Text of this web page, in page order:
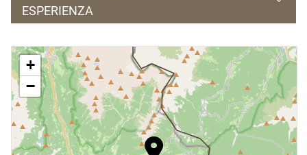
Prenotazione online, CLICCA QUI.
Giacomo Broch, ore 9.00.
ESPERIENZA
Si consiglia abbigliamento comodo e sportivo; sono
necessarie calzature da montagna.
+
−